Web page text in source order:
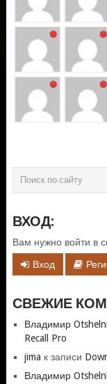
ВХОД:
Вам нужно войти в
Вход
СВЕЖИЕ
Владимир
Recall Pro
jima к записи
Владимир